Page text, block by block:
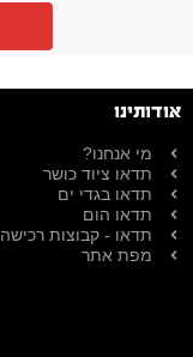
אודותינו
מי אנחנו?
תדאו ציוד כושר
תדאו בגדי ים
תדאו הום
תדאו - קבוצות רכישה
מפת אתר